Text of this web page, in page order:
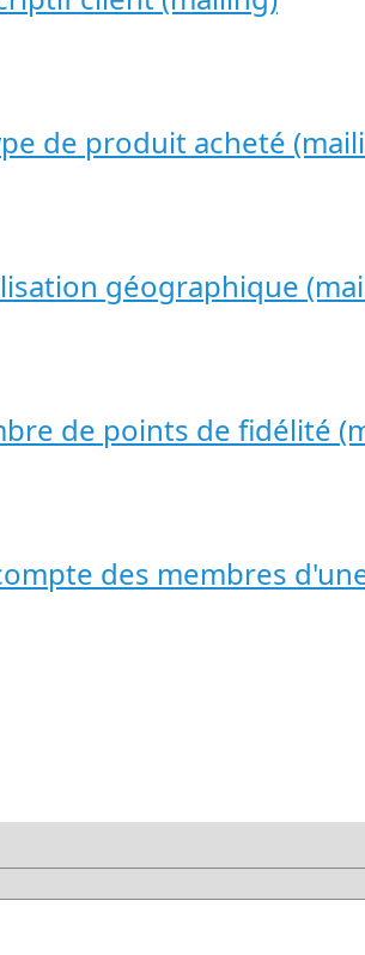
de produit acheté
géographique
de points de fidélité
des membres